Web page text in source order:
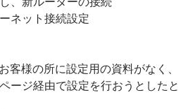
ネット接続設定
客様の所に設定用の資料がなく、
ージ経由で設定を行おうとしたと